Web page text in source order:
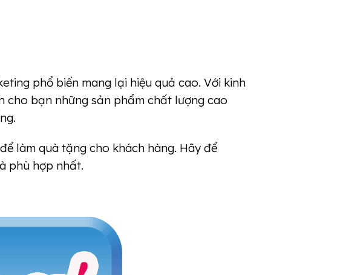
phổ biến mang lại hiệu quả cao. Với kinh
cho bạn những sản phẩm chất lượng cao
làm quà tặng cho khách hàng. Hãy để
phù hợp nhất.